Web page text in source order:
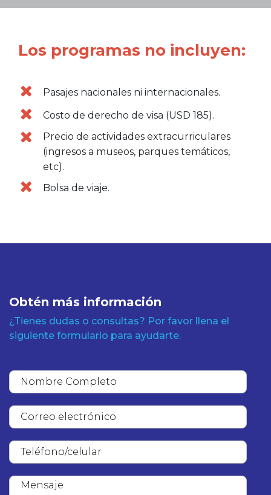
Los programas no incluyen:
Pasajes nacionales ni internacionales.
Costo de derecho de visa (USD 185).
Precio de actividades extracurriculares
(ingresos a museos, parques temáticos,
etc).
Bolsa de viaje.
Obtén más información
¿Tienes dudas o consultas? Por favor llena el
siguiente formulario para ayudarte.